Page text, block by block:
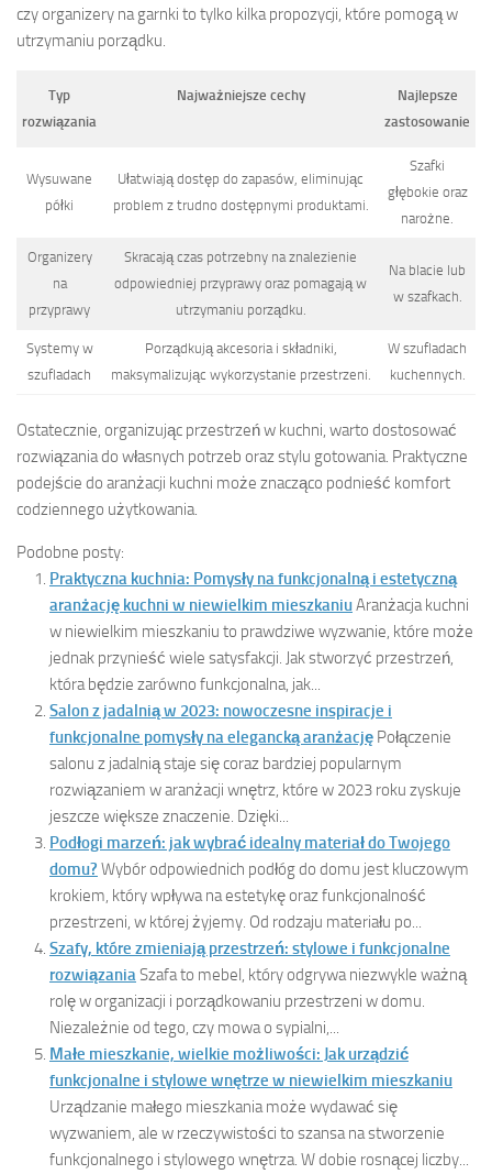
czy organizery na garnki to tylko kilka propozycji, które pomogą w
utrzymaniu porządku.
Typ
rozwiązania
Najważniejsze cechy
Najlepsze
zastosowanie
Wysuwane
półki
Ułatwiają dostęp do zapasów, eliminując
problem z trudno dostępnymi produktami.
Szafki
głębokie oraz
narożne.
Organizery
na
przyprawy
Skracają czas potrzebny na znalezienie
odpowiedniej przyprawy oraz pomagają w
utrzymaniu porządku.
Na blacie lub
w szafkach.
Systemy w
szufladach
Porządkują akcesoria i składniki,
maksymalizując wykorzystanie przestrzeni.
W szufladach
kuchennych.
Ostatecznie, organizując przestrzeń w kuchni, warto dostosować
rozwiązania do własnych potrzeb oraz stylu gotowania. Praktyczne
podejście do aranżacji kuchni może znacząco podnieść komfort
codziennego użytkowania.
Podobne posty:
Praktyczna kuchnia: Pomysły na funkcjonalną i estetyczną
aranżację kuchni w niewielkim mieszkaniuAranżacja kuchni
w niewielkim mieszkaniu to prawdziwe wyzwanie, które może
jednak przynieść wiele satysfakcji. Jak stworzyć przestrzeń,
która będzie zarówno funkcjonalna, jak...
Salon z jadalnią w 2023: nowoczesne inspiracje i
funkcjonalne pomysły na elegancką aranżację Połączenie
salonu z jadalnią staje się coraz bardziej popularnym
rozwiązaniem w aranżacji wnętrz, które w 2023 roku zyskuje
jeszcze większe znaczenie. Dzięki...
Podłogi marzeń: jak wybrać idealny materiał do Twojego
domu? Wybór odpowiednich podłóg do domu jest kluczowym
krokiem, który wpływa na estetykę oraz funkcjonalność
przestrzeni, w której żyjemy. Od rodzaju materiału po...
Szafy, które zmieniają przestrzeń: stylowe i funkcjonalne
rozwiązaniaSzafa to mebel, który odgrywa niezwykle ważną
rolę w organizacji i porządkowaniu przestrzeni w domu.
Niezależnie od tego, czy mowa o sypialni,...
Małe mieszkanie, wielkie możliwości: Jak urządzić
funkcjonalne i stylowe wnętrze w niewielkim mieszkaniu
Urządzanie małego mieszkania może wydawać się
wyzwaniem, ale w rzeczywistości to szansa na stworzenie
funkcjonalnego i stylowego wnętrza. W dobie rosnącej liczby...